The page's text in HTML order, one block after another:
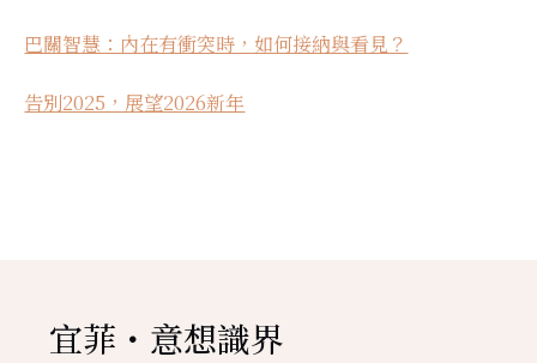
巴關智慧：內在有衝突時，如何接納與看見？
告別2025，展望2026新年
宜菲・意想識界